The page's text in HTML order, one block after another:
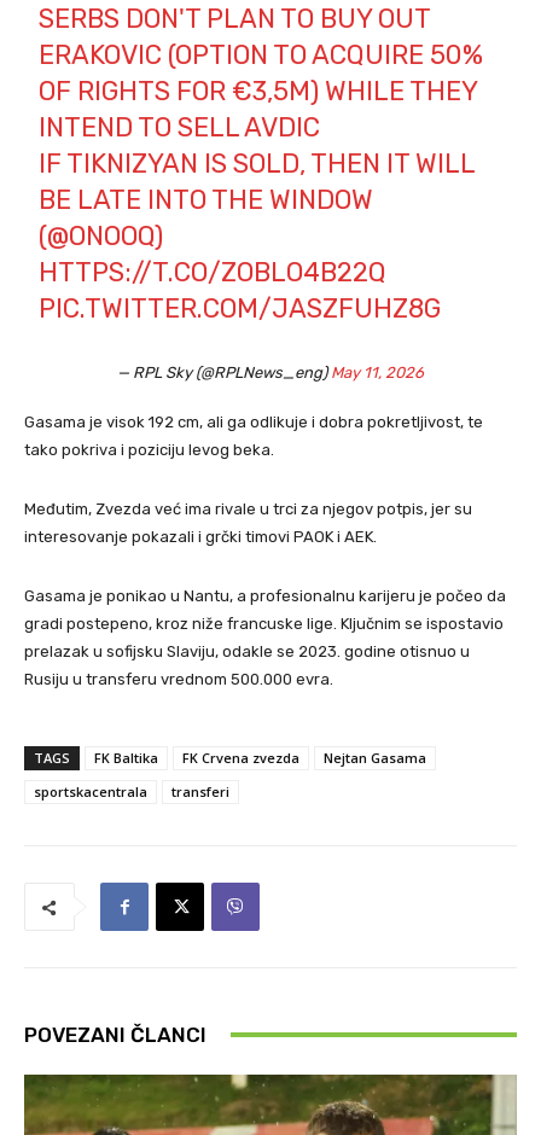
SERBS DON'T PLAN TO BUY OUT
ERAKOVIC (OPTION TO ACQUIRE 50%
OF RIGHTS FOR €3,5M) WHILE THEY
INTEND TO SELL AVDIC
IF TIKNIZYAN IS SOLD, THEN IT WILL
BE LATE INTO THE WINDOW
(@ONOOQ)
HTTPS://T.CO/ZOBLO4B22Q
PIC.TWITTER.COM/JASZFUHZ8G
— RPL Sky (@RPLNews_eng)May 11, 2026
Gasama je visok 192 cm, ali ga odlikuje i dobra pokretljivost, te
tako pokriva i poziciju levog beka.
Međutim, Zvezda već ima rivale u trci za njegov potpis, jer su
interesovanje pokazali i grčki timovi PAOK i AEK.
Gasama je ponikao u Nantu, a profesionalnu karijeru je počeo da
gradi postepeno, kroz niže francuske lige. Ključnim se ispostavio
prelazak u sofijsku Slaviju, odakle se 2023. godine otisnuo u
Rusiju u transferu vrednom 500.000 evra.
TAGS FK Baltika FK Crvena zvezda
Nejtan Gasama
sportskacentrala
transferi
POVEZANI ČLANCI